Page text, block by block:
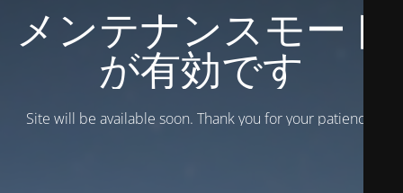
メンテナンスモード
が有効です
Site will be available soon. Thank you for your patience!